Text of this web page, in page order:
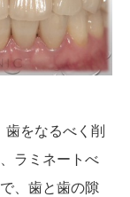
歯をなるべく削
ラミネートべ
、歯と歯の隙